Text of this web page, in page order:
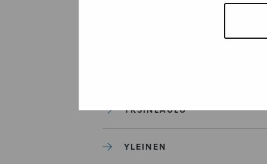
SOITINKOULUT JA OPPAAT
YKSINLAULU
YLEINEN